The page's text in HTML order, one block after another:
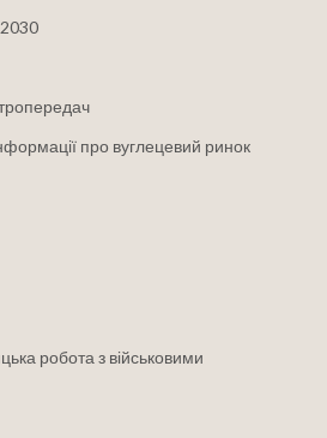
2030
про вуглецевий ринок
робота з військовими